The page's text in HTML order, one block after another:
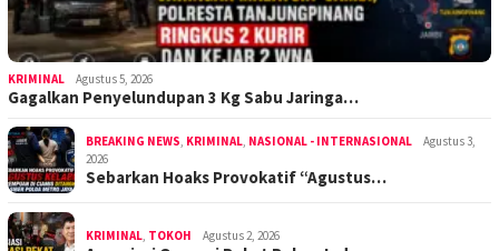
KRIMINAL Agustus 5, 2026
Gagalkan Penyelundupan 3 Kg Sabu Jaringa…
BREAKING NEWS, KRIMINAL, NASIONAL - INTERNASIONAL
Agustus 3,
2026
Sebarkan Hoaks Provokatif “Agustus…
KRIMINAL, TOKOH Agustus 2, 2026